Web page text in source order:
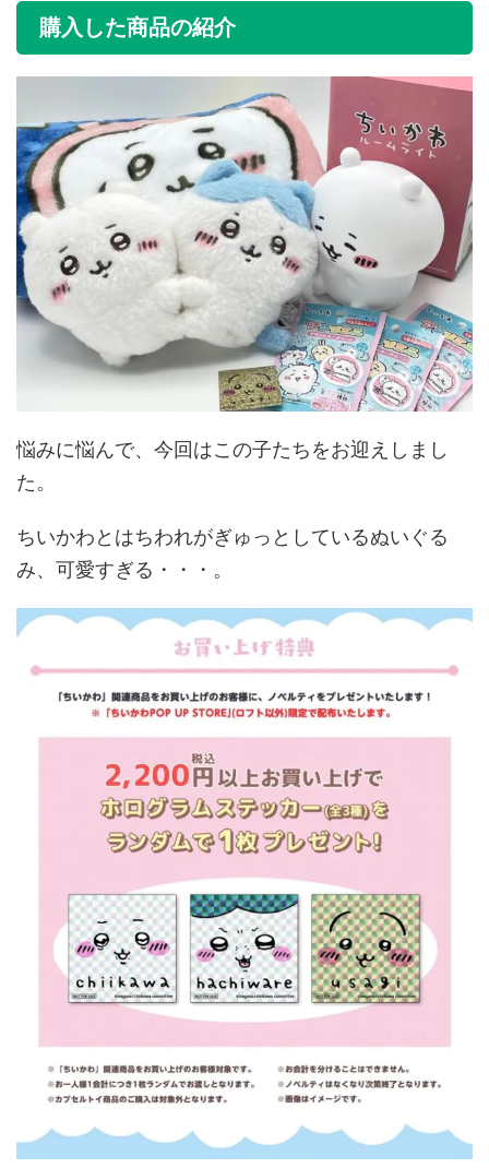
購入した商品の紹介
悩みに悩んで、今回はこの子たちをお迎えしまし
た。
ちいかわとはちわれがぎゅっとしているぬいぐる
み、可愛すぎる・・・。